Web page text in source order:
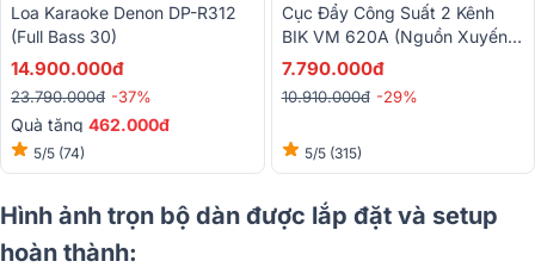
Loa Karaoke Denon DP-R312
(Full Bass 30)
14.900.000đ
23.790.000đ -37%
Quà tặng 462.000đ
5/5 (74)
Cục Đẩy Công Suất 2 Kênh
BIK VM 620A (Nguồn Xuyến,
Class H, 600W)
7.790.000đ
10.910.000đ -29%
5/5 (315)
Hình ảnh trọn bộ dàn được lắp đặt và setup
hoàn thành: